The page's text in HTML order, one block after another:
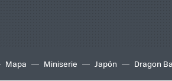
Mapa Miniserie Japón Dragon